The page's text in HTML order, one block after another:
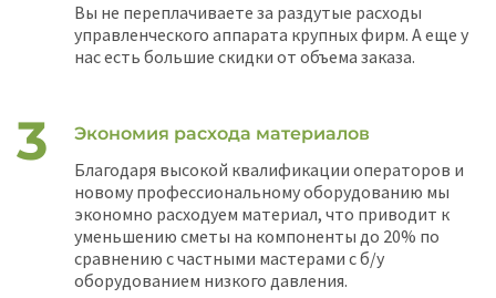
Вы не переплачиваете за раздутые расходы
управленческого аппарата крупных фирм. А еще у
нас есть большие скидки от объема заказа.
Экономия расхода материалов
Благодаря высокой квалификации операторов и
новому профессиональному оборудованию мы
экономно расходуем материал, что приводит к
уменьшению сметы на компоненты до 20% по
сравнению с частными мастерами с б/у
оборудованием низкого давления.